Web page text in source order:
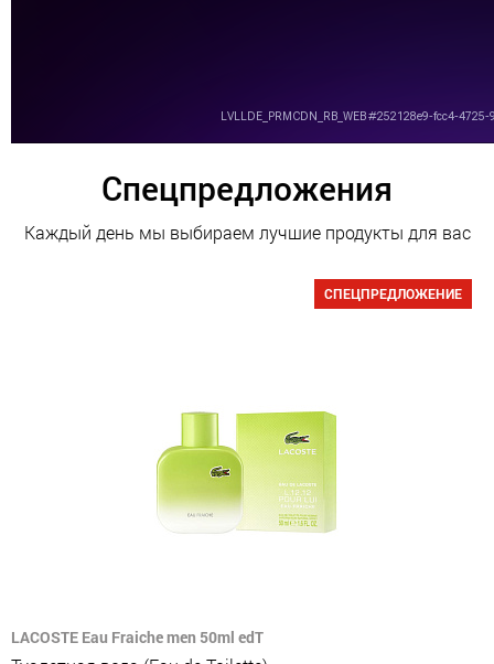
Спецпредложения
Каждый день мы выбираем лучшие продукты для вас
СПЕЦПРЕДЛОЖЕНИЕ
LACOSTE Eau Fraiche men 50ml edT